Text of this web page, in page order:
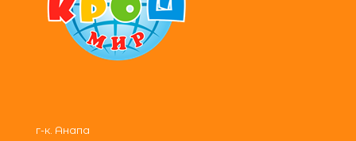
г-к. Анапа